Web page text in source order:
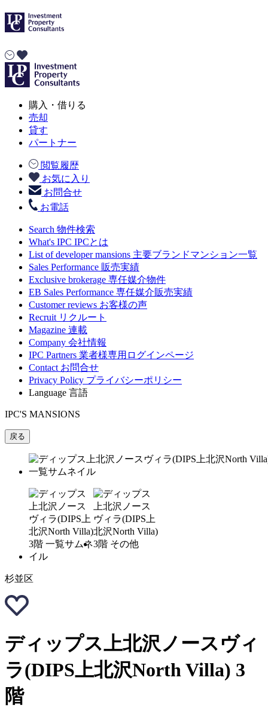
購入・借りる
売却
貸す
パートナー
閲覧履歴
お気に入り
お問合せ
お電話
Search 物件検索
What's IPC IPCとは
List of developer mansions 主要ブランドマンション一覧
Sales Performance 販売実績
Exclusive brokerage 専任媒介物件
EB Sales Performance 専任媒介販売実績
Customer reviews お客様の声
Recruit リクルート
Magazine 連載
Company 会社情報
IPC Partners 業者様専用ログインページ
Contact お問合せ
Privacy Policy プライバシーポリシー
Language 言語
IPC'S MANSIONS
戻る
杉並区
ディップス上北沢ノースヴィ
ラ(DIPS上北沢North Villa) 3
階